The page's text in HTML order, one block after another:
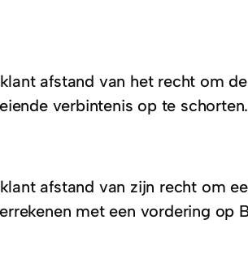
afstand van het recht om
verbintenis op te schorten.
afstand van zijn recht om
met een vordering op